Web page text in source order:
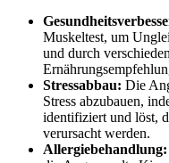
Muskeltest, um
und durch
Stressabbau: Die
Stress abzubauen,
identifiziert und löst,
verursacht werden.
Allergiebehandlung: